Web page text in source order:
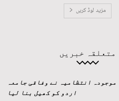
مزید لوڈ کریں
متعلقہ خبریں
موجودہ انتظامیہ نے وفاقی جامعہ
اردو کو کھیل بنا لیا